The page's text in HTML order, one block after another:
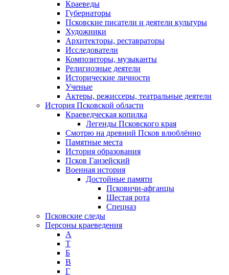
Краеведы
Губернаторы
Псковские писатели и деятели культуры
Художники
Архитекторы, реставраторы
Исследователи
Композиторы, музыканты
Религиозные деятели
Исторические личности
Ученые
Актеры, режиссеры, театральные деятели
История Псковской области
Краеведческая копилка
Легенды Псковского края
Смотрю на древний Псков влюблённо
Памятные места
История образования
Псков Ганзейский
Военная история
Достойные памяти
Псковичи-афганцы
Шестая рота
Спецназ
Псковские следы
Персоны краеведения
А
T
Б
В
Г